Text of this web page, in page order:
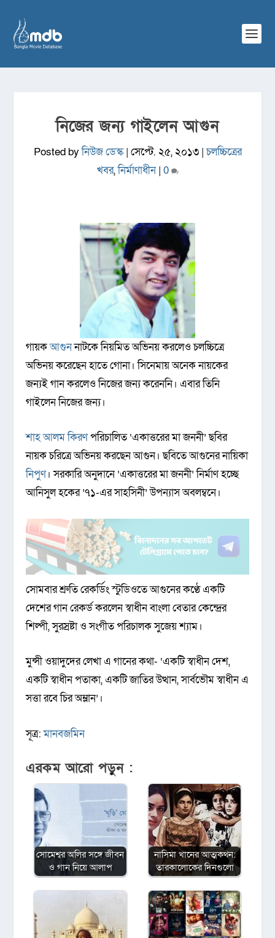
নিজের জন্য গাইলেন আগুন
Posted byনিউজ ডেস্ক| সেপ্টে. ২৫, ২০১৩|চলচ্চিত্রের
খবর,নির্মাণাধীন| 0
গায়কআগুননাটকে নিয়মিত অভিনয় করলেও চলচ্চিত্রে
অভিনয় করেছেন হাতে গোনা। সিনেমায় অনেক নায়কের
জন্যই গান করলেও নিজের জন্য করেননি। এবার তিনি
গাইলেন নিজের জন্য।
শাহ আলম কিরণপরিচালিত ‘একাত্তরের মা জননী’ ছবির
নায়ক চরিত্রে অভিনয় করছেন আগুন। ছবিতে আগুনের নায়িকা
নিপুণ। সরকারি অনুদানে ‘একাত্তরের মা জননী’ নির্মাণ হচ্ছে
আনিসুল হকের ’৭১-এর সাহসিনী’ উপন্যাস অবলম্বনে।
সোমবার শ্রুতি রেকর্ডিং স্টুডিওতে আগুনের কণ্ঠে একটি
দেশের গান রেকর্ড করলেন স্বাধীন বাংলা বেতার কেন্দ্রের
শিল্পী, সুরস্রষ্টা ও সংগীত পরিচালক সুজেয় শ্যাম।
মুন্সী ওয়াদুদের লেখা এ গানের কথা- ‘একটি স্বাধীন দেশ,
একটি স্বাধীন পতাকা, একটি জাতির উত্থান, সার্বভৌম স্বাধীন এ
সত্তা রবে চির অম্লান’।
সূত্র:মানবজমিন
এরকম আরো পড়ুন :
সোমেশ্বর অলির সঙ্গে জীবন
ও গান নিয়ে আলাপ
নাসিমা খানের আত্মকথন:
তারকালোকের দিনগুলো